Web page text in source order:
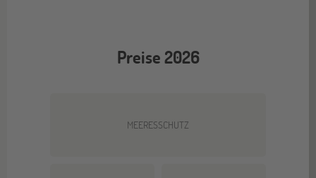
Preise 2026
MEERESSCHUTZ